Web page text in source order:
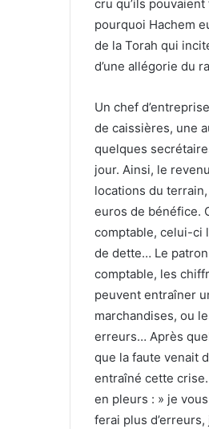
cru qu’ils
pourquoi Hachem
de la Torah qui
d’une allégorie du
Un chef
de caissières, une
quelques
jour. Ainsi, le
locations du
euros de bénéfice.
comptable, celui-ci
de dette… Le
comptable, les
peuvent entraîner
marchandises, ou
erreurs… Après
que la faute venait
entraîné cette
en pleurs : » je
ferai plus